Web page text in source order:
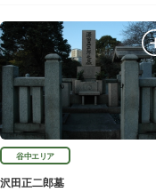
谷中エリア
沢田正二郎墓